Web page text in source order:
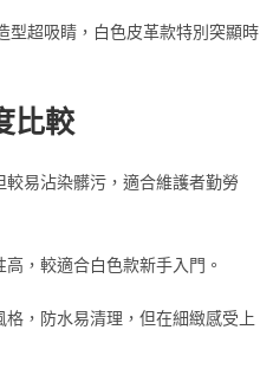
型超吸睛，白色皮革款特別突顯時
比較
易沾染髒污，適合維護者勤勞
，較適合白色款新手入門。
，防水易清理，但在細緻感受上